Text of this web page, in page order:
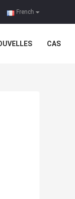
French
CAS